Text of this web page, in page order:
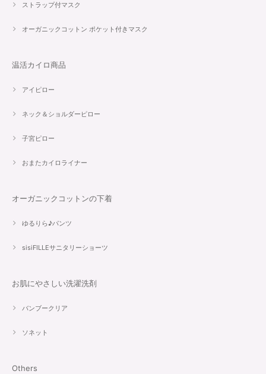
ストラップ付マスク
オーガニックコットン ポケット付きマスク
温活カイロ商品
アイピロー
ネック＆ショルダーピロー
子宮ピロー
おまたカイロライナー
オーガニックコットンの下着
ゆるりら♪パンツ
sisiFILLEサニタリーショーツ
お肌にやさしい洗濯洗剤
バンブークリア
ソネット
Others